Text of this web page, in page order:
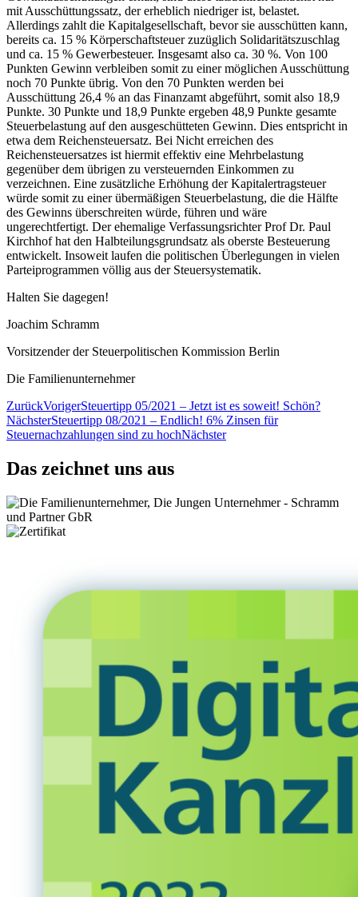
mit Ausschüttungssatz, der erheblich niedriger ist, belastet.
Allerdings zahlt die Kapitalgesellschaft, bevor sie ausschütten kann,
bereits ca. 15 % Körperschaftsteuer zuzüglich Solidaritätszuschlag
und ca. 15 % Gewerbesteuer. Insgesamt also ca. 30 %. Von 100
Punkten Gewinn verbleiben somit zu einer möglichen Ausschüttung
noch 70 Punkte übrig. Von den 70 Punkten werden bei
Ausschüttung 26,4 % an das Finanzamt abgeführt, somit also 18,9
Punkte. 30 Punkte und 18,9 Punkte ergeben 48,9 Punkte gesamte
Steuerbelastung auf den ausgeschütteten Gewinn. Dies entspricht in
etwa dem Reichensteuersatz. Bei Nicht erreichen des
Reichensteuersatzes ist hiermit effektiv eine Mehrbelastung
gegenüber dem übrigen zu versteuernden Einkommen zu
verzeichnen. Eine zusätzliche Erhöhung der Kapitalertragsteuer
würde somit zu einer übermäßigen Steuerbelastung, die die Hälfte
des Gewinns überschreiten würde, führen und wäre
ungerechtfertigt. Der ehemalige Verfassungsrichter Prof Dr. Paul
Kirchhof hat den Halbteilungsgrundsatz als oberste Besteuerung
entwickelt. Insoweit laufen die politischen Überlegungen in vielen
Parteiprogrammen völlig aus der Steuersystematik.
Halten Sie dagegen!
Joachim Schramm
Vorsitzender der Steuerpolitischen Kommission Berlin
Die Familienunternehmer
ZurückVorigerSteuertipp 05/2021 – Jetzt ist es soweit! Schön?
NächsterSteuertipp 08/2021 – Endlich! 6% Zinsen für
Steuernachzahlungen sind zu hochNächster
Das zeichnet uns aus